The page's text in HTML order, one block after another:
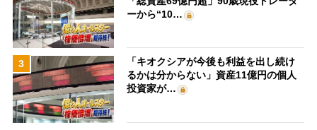
ーから“10…
3
「キオクシアが今後も利益を出し続け
るかは分からない」資産11億円の個人
投資家が…